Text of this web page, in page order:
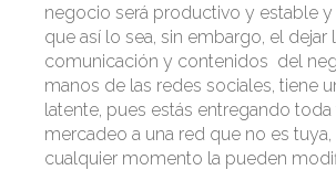
negocio será productivo y estable
que así lo sea, sin embargo, el dejar
comunicación y contenidos del
manos de las redes sociales, tiene
latente, pues estás entregando
mercadeo a una red que no es tuya,
cualquier momento la pueden